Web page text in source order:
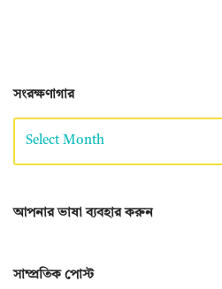
সংরক্ষণাগার
আপনার ভাষা ব্যবহার করুন
সাম্প্রতিক পোস্ট